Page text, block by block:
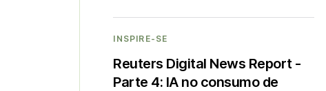
INSPIRE-SE
Reuters Digital News Report -
Parte 4: IA no consumo de